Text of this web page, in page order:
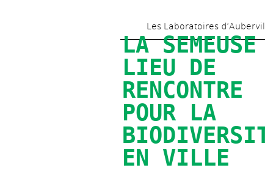
Les Laboratoires
LA
LIEU DE
RENCONTRE
POUR LA
EN VILLE